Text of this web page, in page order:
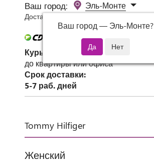
Ваш город:
Эль-Монте
Ваш город — Эль-Монте?
Доставка 0 руб при заказе от 3000 руб.
Курьер СДЭК
до квартиры или офиса
Срок доставки:
5-7 раб. дней
Tommy Hilfiger
Женский